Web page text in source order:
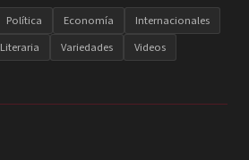
Política Economía
Internacionales
Literaria Variedades Videos